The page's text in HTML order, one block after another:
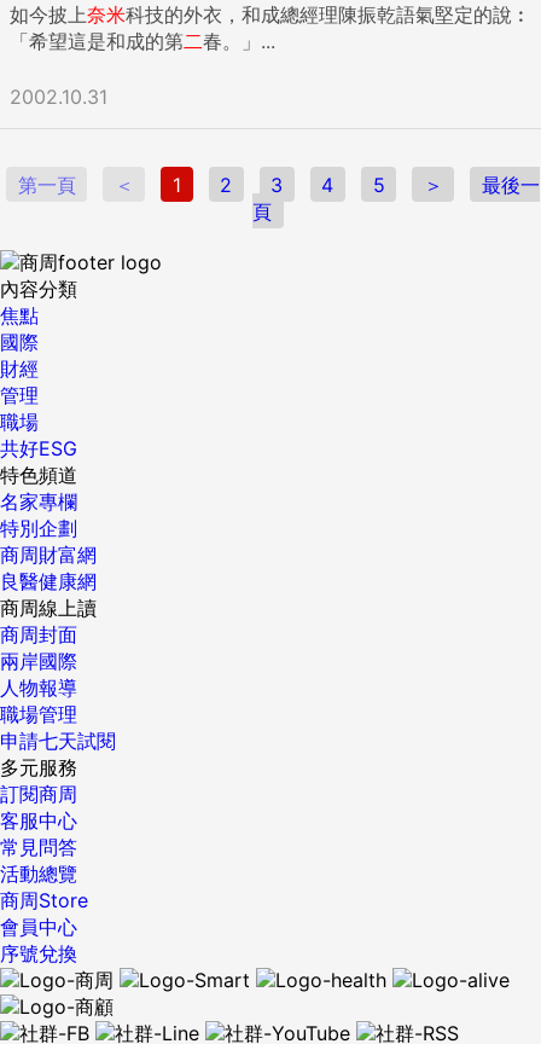
如今披上奈米科技的外衣，和成總經理陳振乾語氣堅定的說︰
「希望這是和成的第二春。」...
2002.10.31
第一頁 ＜ 1 2 3 4 5 ＞
最後一
頁
內容分類
焦點
國際
財經
管理
職場
共好ESG
特色頻道
名家專欄
特別企劃
商周財富網
良醫健康網
商周線上讀
商周封面
兩岸國際
人物報導
職場管理
申請七天試閱
多元服務
訂閱商周
客服中心
常見問答
活動總覽
商周Store
會員中心
序號兌換